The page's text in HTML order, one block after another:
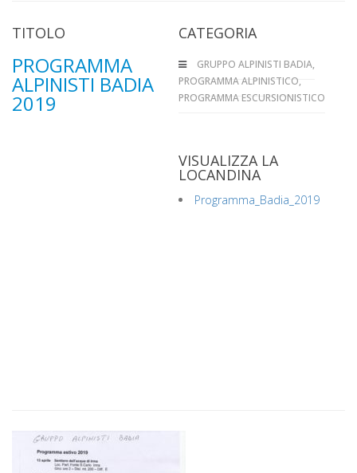
TITOLO
PROGRAMMA
ALPINISTI BADIA
2019
CATEGORIA
GRUPPO ALPINISTI BADIA,
PROGRAMMA ALPINISTICO,
PROGRAMMA ESCURSIONISTICO
VISUALIZZA LA
LOCANDINA
Programma_Badia_2019